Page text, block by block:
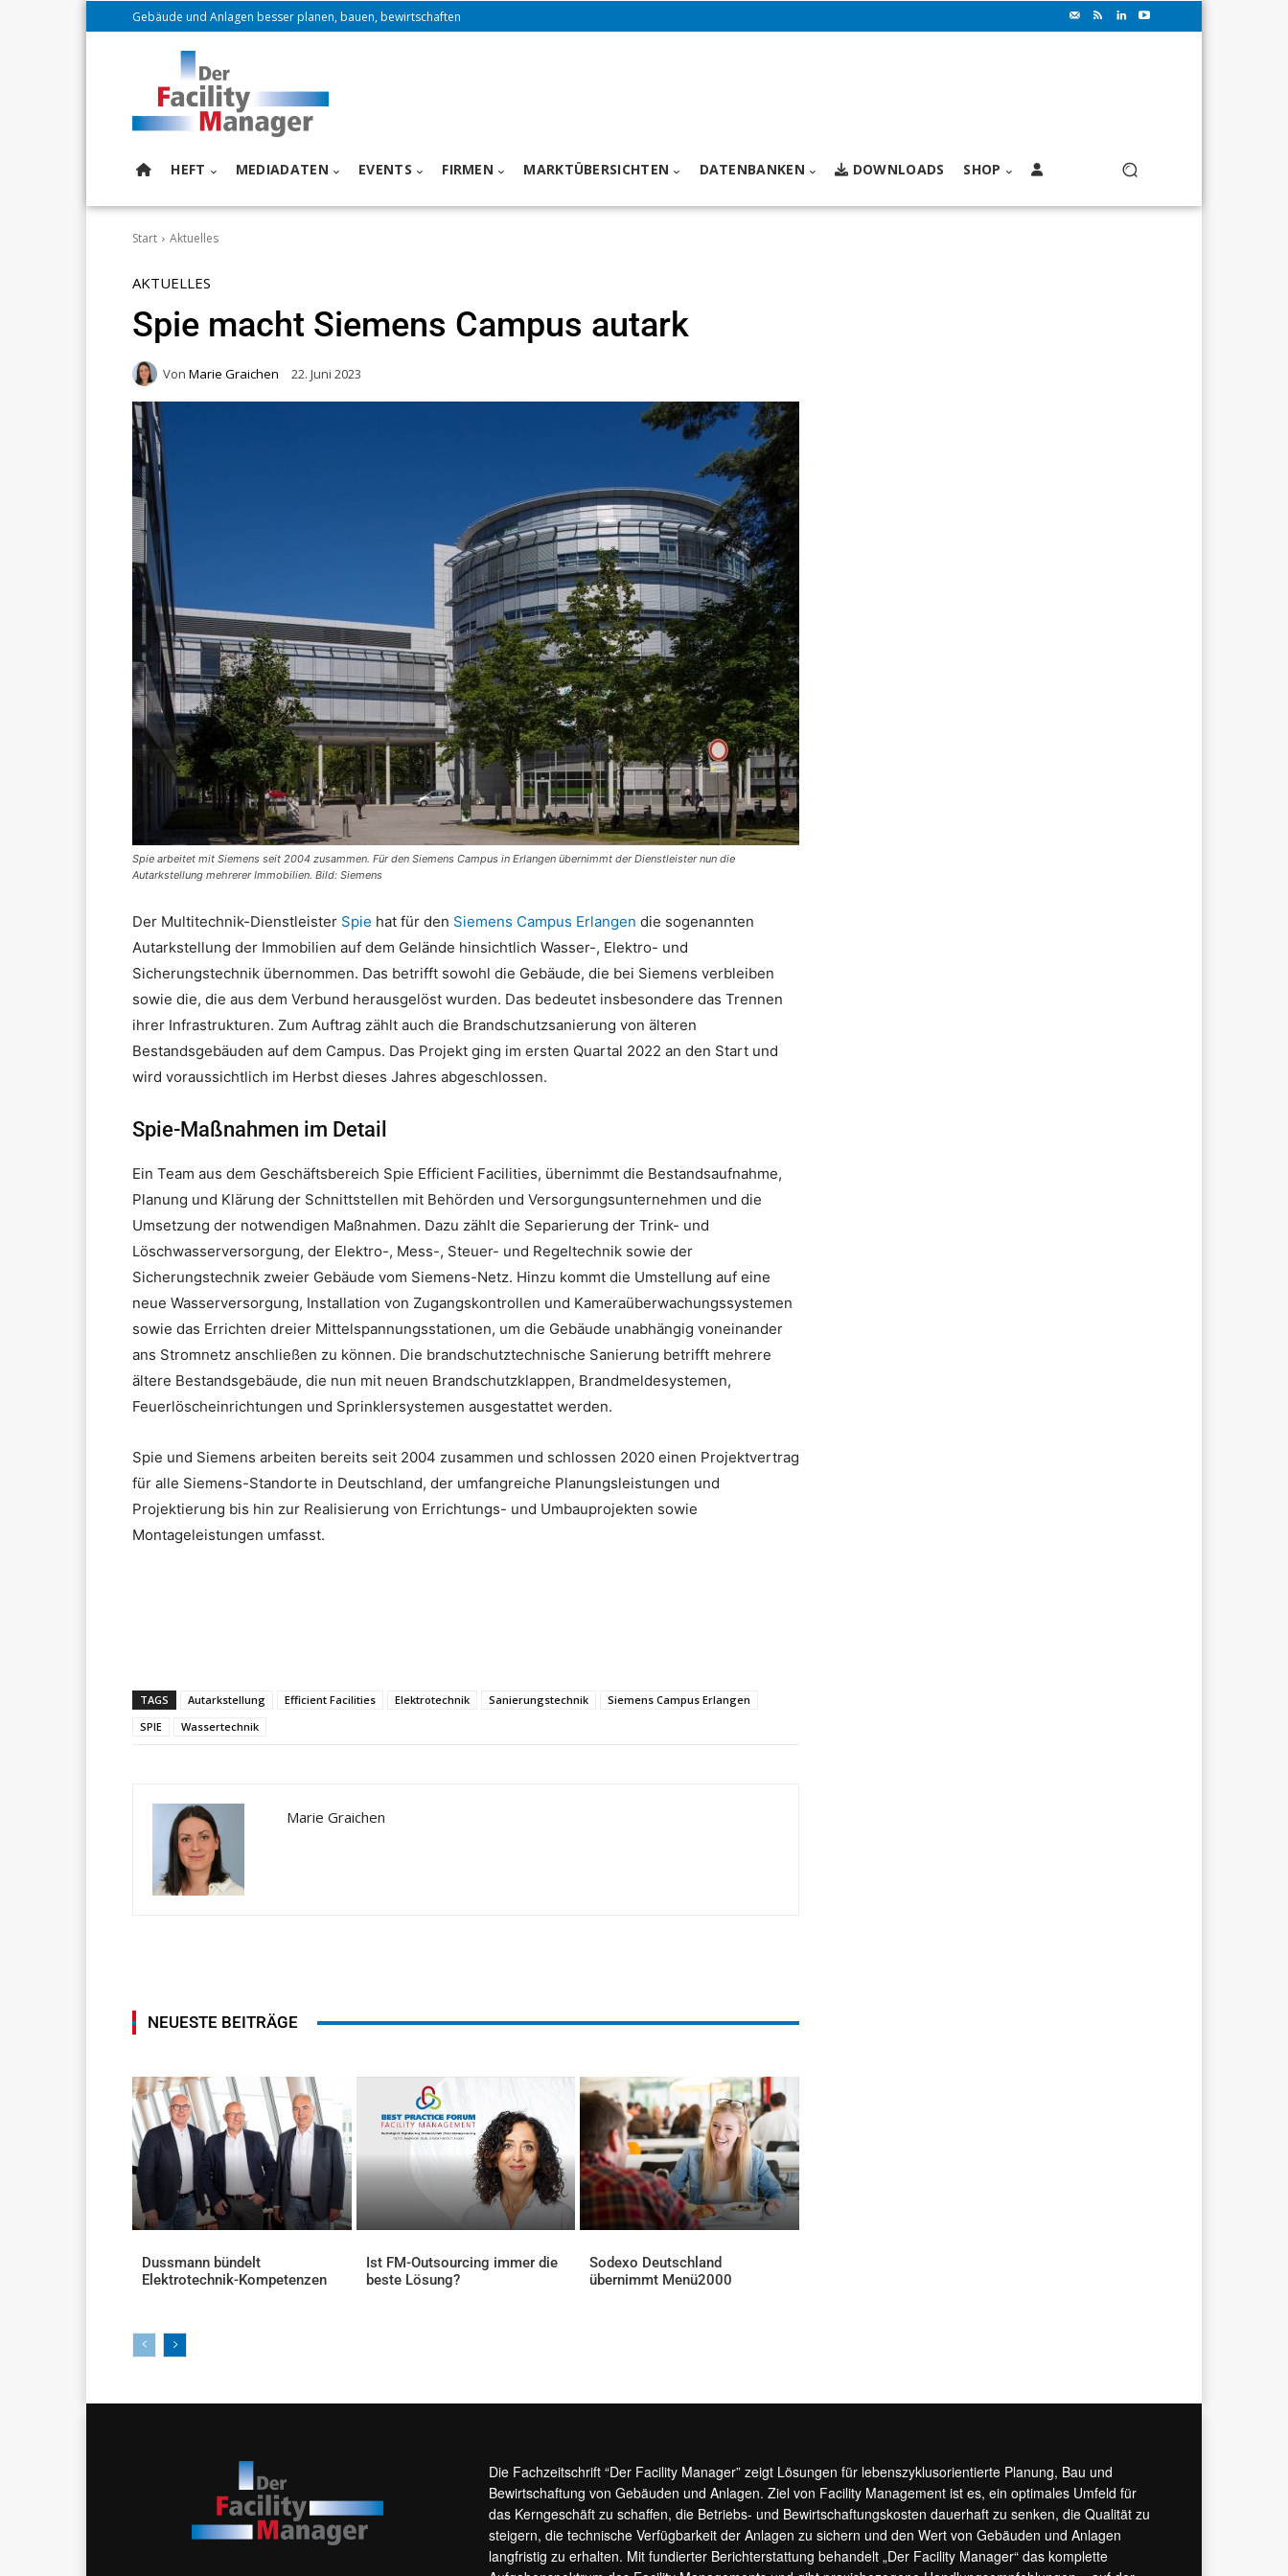
Gebäude und Anlagen besser planen, bauen, bewirtschaften
HEFT MEDIADATEN EVENTS FIRMEN MARKTÜBERSICHTEN DATENBANKEN DOWNLOADS SHOP
Start Aktuelles
AKTUELLES
Spie macht Siemens Campus autark
Von Marie Graichen 22. Juni 2023
Spie arbeitet mit Siemens seit 2004 zusammen. Für den Siemens Campus in Erlangen übernimmt der Dienstleister nun die
Autarkstellung mehrerer Immobilien. Bild: Siemens
Der Multitechnik-Dienstleister Spie hat für den Siemens Campus Erlangen die sogenannten
Autarkstellung der Immobilien auf dem Gelände hinsichtlich Wasser-, Elektro- und
Sicherungstechnik übernommen. Das betrifft sowohl die Gebäude, die bei Siemens verbleiben
sowie die, die aus dem Verbund herausgelöst wurden. Das bedeutet insbesondere das Trennen
ihrer Infrastrukturen. Zum Auftrag zählt auch die Brandschutzsanierung von älteren
Bestandsgebäuden auf dem Campus. Das Projekt ging im ersten Quartal 2022 an den Start und
wird voraussichtlich im Herbst dieses Jahres abgeschlossen.
Spie-Maßnahmen im Detail
Ein Team aus dem Geschäftsbereich Spie Efficient Facilities, übernimmt die Bestandsaufnahme,
Planung und Klärung der Schnittstellen mit Behörden und Versorgungsunternehmen und die
Umsetzung der notwendigen Maßnahmen. Dazu zählt die Separierung der Trink- und
Löschwasserversorgung, der Elektro-, Mess-, Steuer- und Regeltechnik sowie der
Sicherungstechnik zweier Gebäude vom Siemens-Netz. Hinzu kommt die Umstellung auf eine
neue Wasserversorgung, Installation von Zugangskontrollen und Kameraüberwachungssystemen
sowie das Errichten dreier Mittelspannungsstationen, um die Gebäude unabhängig voneinander
ans Stromnetz anschließen zu können. Die brandschutztechnische Sanierung betrifft mehrere
ältere Bestandsgebäude, die nun mit neuen Brandschutzklappen, Brandmeldesystemen,
Feuerlöscheinrichtungen und Sprinklersystemen ausgestattet werden.
Spie und Siemens arbeiten bereits seit 2004 zusammen und schlossen 2020 einen Projektvertrag
für alle Siemens-Standorte in Deutschland, der umfangreiche Planungsleistungen und
Projektierung bis hin zur Realisierung von Errichtungs- und Umbauprojekten sowie
Montageleistungen umfasst.
TAGS Autarkstellung Efficient Facilities Elektrotechnik Sanierungstechnik
Siemens Campus Erlangen
SPIE
Wassertechnik
Marie Graichen
NEUESTE BEITRÄGE
Dussmann bündelt
Elektrotechnik-Kompetenzen
Ist FM-Outsourcing immer die
beste Lösung?
Sodexo Deutschland
übernimmt Menü2000
Die Fachzeitschrift “Der Facility Manager” zeigt Lösungen für lebenszyklusorientierte Planung, Bau und
Bewirtschaftung von Gebäuden und Anlagen. Ziel von Facility Management ist es, ein optimales Umfeld für
das Kerngeschäft zu schaffen, die Betriebs- und Bewirtschaftungskosten dauerhaft zu senken, die Qualität zu
steigern, die technische Verfügbarkeit der Anlagen zu sichern und den Wert von Gebäuden und Anlagen
langfristig zu erhalten. Mit fundierter Berichterstattung behandelt „Der Facility Manager“ das komplette